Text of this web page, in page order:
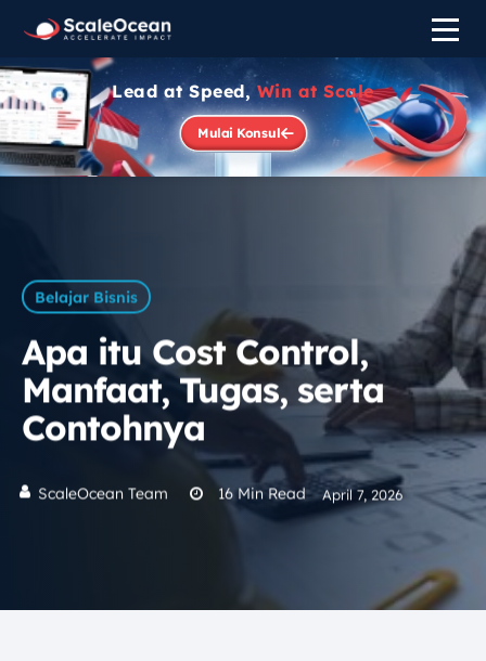
Lead at Speed, Win at Scale
Mulai Konsul
Belajar Bisnis
Apa itu Cost Control,
Manfaat, Tugas, serta
Contohnya
ScaleOcean Team 16Min Read April 7, 2026